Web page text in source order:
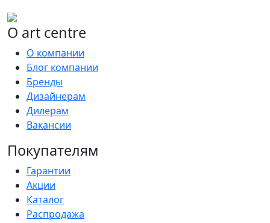
О art centre
О компании
Блог компании
Бренды
Дизайнерам
Дилерам
Вакансии
Покупателям
Гарантии
Акции
Каталог
Распродажа